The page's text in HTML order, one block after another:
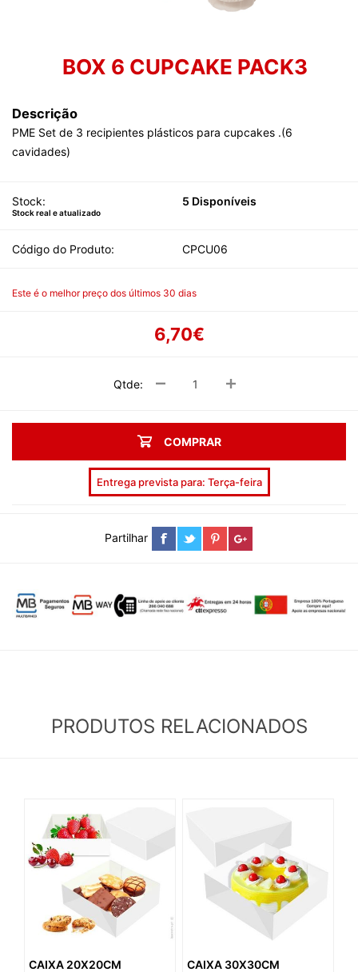
BOX 6 CUPCAKE PACK3
Descrição
PME Set de 3 recipientes plásticos para cupcakes .(6
cavidades)
Stock: 5 Disponíveis
Stock real e atualizado
Código do Produto: CPCU06
Este é o melhor preço dos últimos 30 dias
6,70€
Qtde:
COMPRAR
Entrega prevista para: Terça-feira
Partilhar
PRODUTOS RELACIONADOS
CAIXA 20X20CM CAIXA 30X30CM